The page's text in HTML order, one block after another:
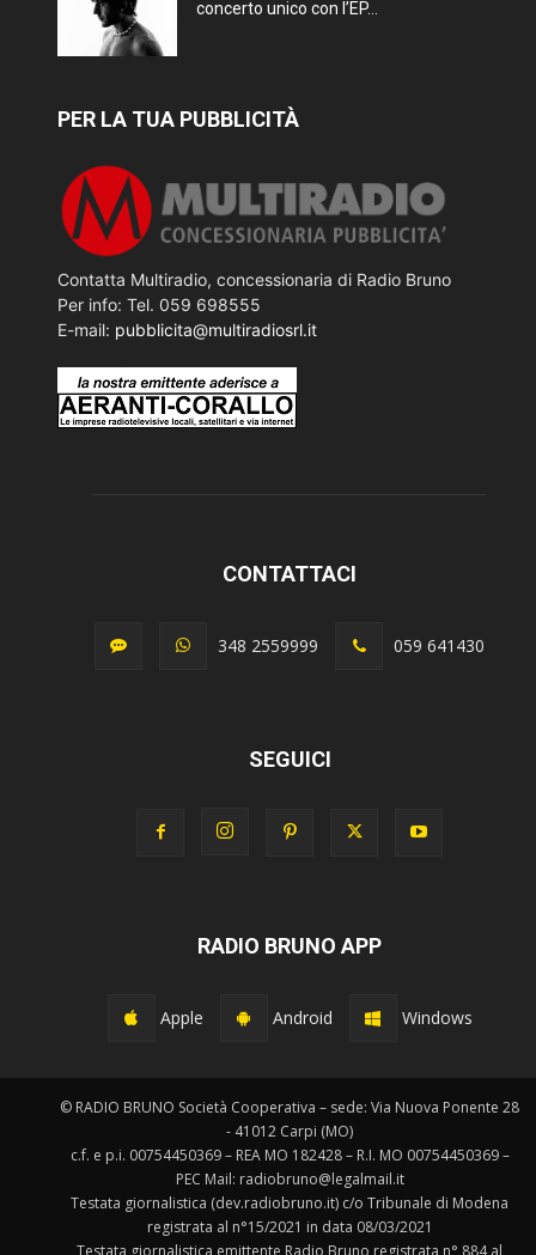
concerto unico con l’EP...
PER LA TUA PUBBLICITÀ
Contatta Multiradio, concessionaria di Radio Bruno
Per info: Tel. 059 698555
E-mail: pubblicita@multiradiosrl.it
CONTATTACI
348 2559999 059 641430
SEGUICI
RADIO BRUNO APP
Apple Android Windows
© RADIO BRUNO Società Cooperativa – sede: Via Nuova Ponente 28
- 41012 Carpi (MO)
c.f. e p.i. 00754450369 – REA MO 182428 – R.I. MO 00754450369 –
PEC Mail: radiobruno@legalmail.it
Testata giornalistica (dev.radiobruno.it) c/o Tribunale di Modena
registrata al n°15/2021 in data 08/03/2021